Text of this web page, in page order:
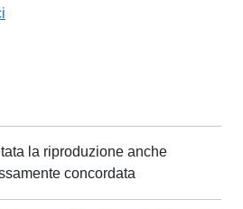
la riproduzione anche
concordata